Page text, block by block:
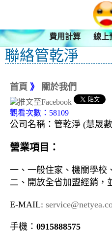
費用計算 線上
聯絡管乾淨
首頁 》 關於我們
觀看次數：58109
公司名稱：管乾淨 (慧晟
營業項目：
一、一般住家、機關學校
二、開放全省加盟經銷，
E-MAIL:
手機： 0915888575